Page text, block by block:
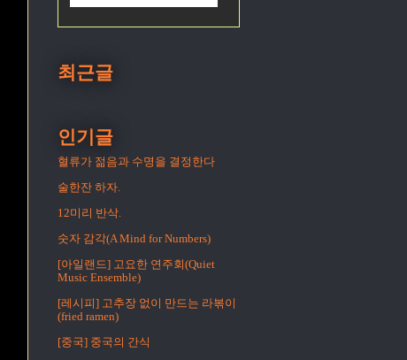
최근글
인기글
혈류가 젊음과 수명을 결정한다
술한잔 하자.
12미리 반삭.
숫자 감각(A Mind for Numbers)
[아일랜드] 고요한 연주회(Quiet
Music Ensemble)
[레시피] 고추장 없이 만드는 라볶이
(fried ramen)
[중국] 중국의 간식